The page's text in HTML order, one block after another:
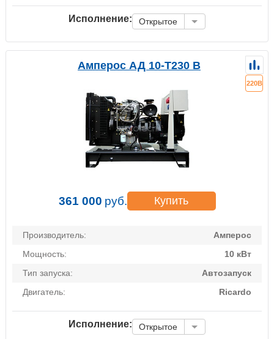
Исполнение: Открытое
Амперос АД 10-Т230 B
220В
361 000 руб. Купить
Производитель:
Амперос
Мощность:
10 кВт
Тип запуска:
Автозапуск
Двигатель:
Ricardo
Исполнение: Открытое